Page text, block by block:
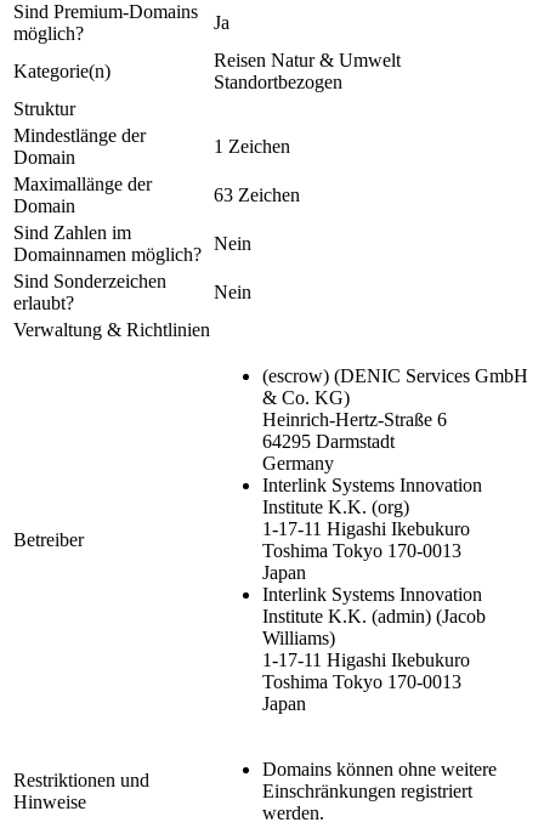
Sind Premium-Domains
möglich?
Ja
Kategorie(n)
Reisen Natur & Umwelt
Standortbezogen
Struktur
Mindestlänge der
Domain
1 Zeichen
Maximallänge der
Domain
63 Zeichen
Sind Zahlen im
Domainnamen möglich?
Nein
Sind Sonderzeichen
erlaubt?
Nein
Verwaltung & Richtlinien
Betreiber
(escrow) (DENIC Services GmbH
& Co. KG)
Heinrich-Hertz-Straße 6
64295 Darmstadt
Germany
Interlink Systems Innovation
Institute K.K. (org)
1-17-11 Higashi Ikebukuro
Toshima Tokyo 170-0013
Japan
Interlink Systems Innovation
Institute K.K. (admin) (Jacob
Williams)
1-17-11 Higashi Ikebukuro
Toshima Tokyo 170-0013
Japan
Restriktionen und
Hinweise
Domains können ohne weitere
Einschränkungen registriert
werden.